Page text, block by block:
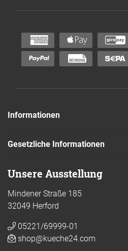
Informationen
Gesetzliche Informationen
Unsere Ausstellung
Mindener Straße 185
32049 Herford
05221/69999-01
shop@kueche24.com